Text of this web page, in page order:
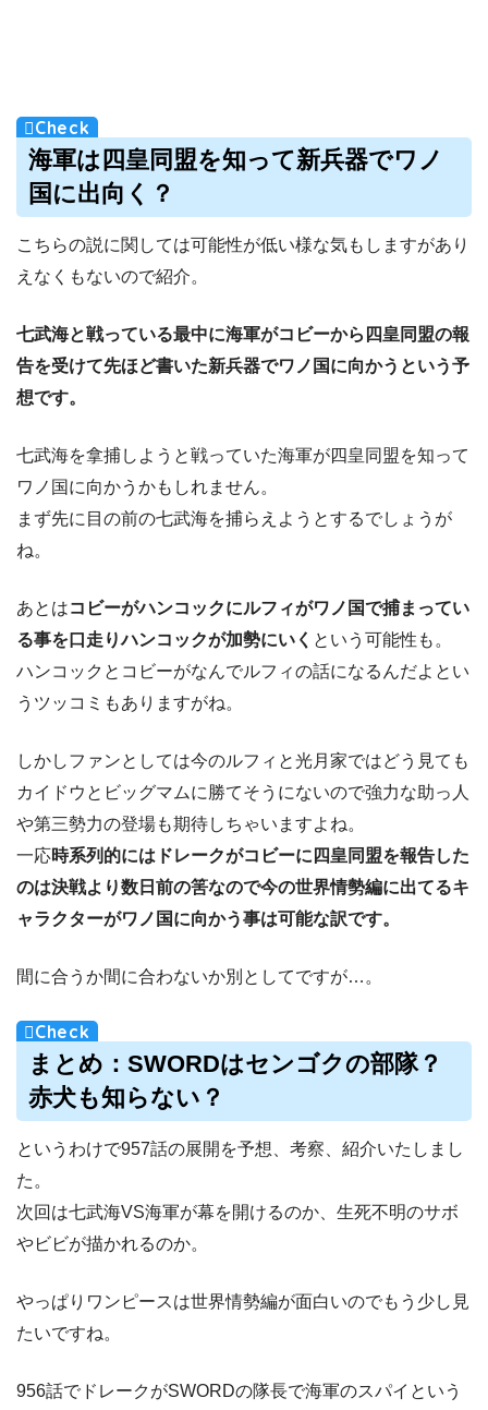
海軍は四皇同盟を知って新兵器でワノ
国に出向く？
こちらの説に関しては可能性が低い様な気もしますがあり
えなくもないので紹介。
七武海と戦っている最中に海軍がコビーから四皇同盟の報
告を受けて先ほど書いた新兵器でワノ国に向かうという予
想です。
七武海を拿捕しようと戦っていた海軍が四皇同盟を知って
ワノ国に向かうかもしれません。
まず先に目の前の七武海を捕らえようとするでしょうが
ね。
あとはコビーがハンコックにルフィがワノ国で捕まってい
る事を口走りハンコックが加勢にいく という可能性も。
ハンコックとコビーがなんでルフィの話になるんだよとい
うツッコミもありますがね。
しかしファンとしては今のルフィと光月家ではどう見ても
カイドウとビッグマムに勝てそうにないので強力な助っ人
や第三勢力の登場も期待しちゃいますよね。
一応時系列的にはドレークがコビーに四皇同盟を報告した
のは決戦より数日前の筈なので今の世界情勢編に出てるキ
ャラクターがワノ国に向かう事は可能な訳です。
間に合うか間に合わないか別としてですが…。
まとめ：SWORDはセンゴクの部隊？
赤犬も知らない？
というわけで957話の展開を予想、考察、紹介いたしまし
た。
次回は七武海VS海軍が幕を開けるのか、生死不明のサボ
やビビが描かれるのか。
やっぱりワンピースは世界情勢編が面白いのでもう少し見
たいですね。
956話でドレークがSWORDの隊長で海軍のスパイという